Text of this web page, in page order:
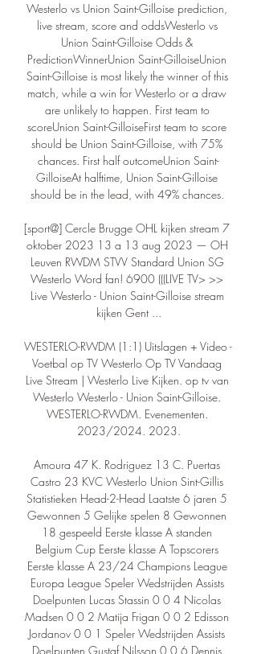
Westerlo vs Union Saint-Gilloise prediction,
live stream, score and oddsWesterlo vs
Union Saint-Gilloise Odds &
PredictionWinnerUnion Saint-GilloiseUnion
Saint-Gilloise is most likely the winner of this
match, while a win for Westerlo or a draw
are unlikely to happen. First team to
scoreUnion Saint-GilloiseFirst team to score
should be Union Saint-Gilloise, with 75%
chances. First half outcomeUnion Saint-
GilloiseAt halftime, Union Saint-Gilloise
should be in the lead, with 49% chances.
[sport@] Cercle Brugge OHL kijken stream 7
oktober 2023 13 a 13 aug 2023 — OH
Leuven RWDM STVV Standard Union SG
Westerlo Word fan! 6900 (((LIVE TV> >>
Live Westerlo - Union Saint-Gilloise stream
kijken Gent ...
WESTERLO-RWDM (1:1) Uitslagen + Video -
Voetbal op TV Westerlo Op TV Vandaag
Live Stream | Westerlo Live Kijken. op tv van
Westerlo Westerlo - Union Saint-Gilloise.
WESTERLO-RWDM. Evenementen.
2023/2024. 2023.
Amoura 47 K. Rodriguez 13 C. Puertas
Castro 23 KVC Westerlo Union Sint-Gillis
Statistieken Head-2-Head Laatste 6 jaren 5
Gewonnen 5 Gelijke spelen 8 Gewonnen
18 gespeeld Eerste klasse A standen
Belgium Cup Eerste klasse A Topscorers
Eerste klasse A 23/24 Champions League
Europa League Speler Wedstrijden Assists
Doelpunten Lucas Stassin 0 0 4 Nicolas
Madsen 0 0 2 Matija Frigan 0 0 2 Edisson
Jordanov 0 0 1 Speler Wedstrijden Assists
Doelpunten Gustaf Nilsson 0 0 6 Dennis